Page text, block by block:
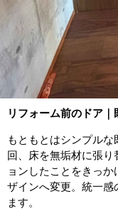
リフォーム前のドア
もともとはシンプル
回、床を無垢材に張
ョンしたことをきっ
ザインへ変更。統一感
ます。